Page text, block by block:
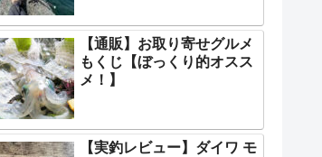
【通販】お取り寄せグルメ
もくじ【ぼっくり的オスス
メ！】
【実釣レビュー】ダイワ モ